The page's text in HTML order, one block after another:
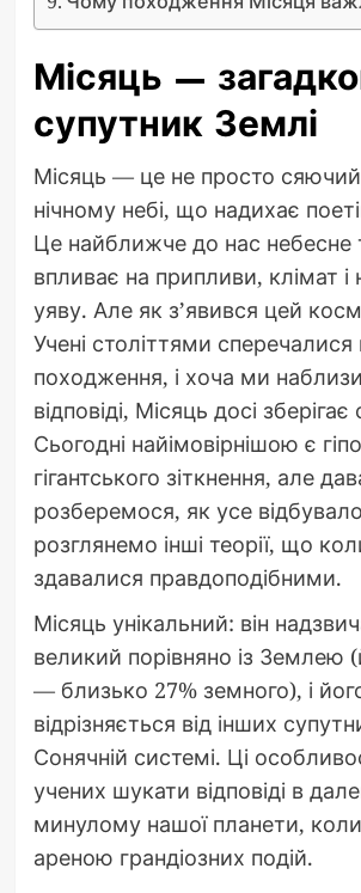
Місяць —
супутник Землі
Місяць — це не просто
нічному небі, що надихає
Це найближче до нас небесне
впливає на припливи, клімат і
уяву. Але як з’явився цей
Учені століттями
походження, і хоча ми
відповіді, Місяць досі
Сьогодні найімовірнішою є
гігантського зіткнення, але
розберемося, як усе
розглянемо інші теорії, що
здавалися правдоподібними.
Місяць унікальний: він
великий порівняно із Землею
— близько 27% земного), і
відрізняється від інших
Сонячній системі. Ці
учених шукати відповіді в
минулому нашої планети,
ареною грандіозних подій.